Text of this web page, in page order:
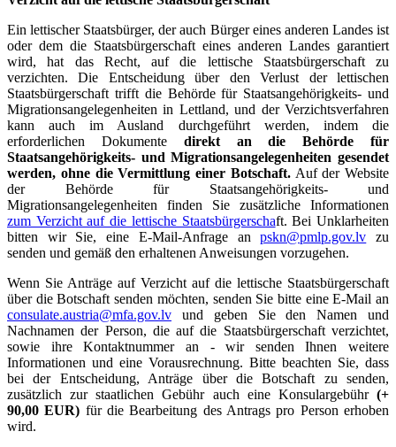
Ein lettischer Staatsbürger, der auch Bürger eines anderen Landes ist
oder dem die Staatsbürgerschaft eines anderen Landes garantiert
wird, hat das Recht, auf die lettische Staatsbürgerschaft zu
verzichten. Die Entscheidung über den Verlust der lettischen
Staatsbürgerschaft trifft die Behörde für Staatsangehörigkeits- und
Migrationsangelegenheiten in Lettland, und der Verzichtsverfahren
kann auch im Ausland durchgeführt werden, indem die
erforderlichen Dokumente direkt an die Behörde für
Staatsangehörigkeits- und Migrationsangelegenheiten gesendet
werden, ohne die Vermittlung einer Botschaft.Auf der Website
der Behörde für Staatsangehörigkeits- und
Migrationsangelegenheiten finden Sie zusätzliche Informationen
zum Verzicht auf die lettische Staatsbürgerschaft. Bei Unklarheiten
bitten wir Sie, eine E-Mail-Anfrage anpskn@pmlp.gov.lv zu
senden und gemäß den erhaltenen Anweisungen vorzugehen.
Wenn Sie Anträge auf Verzicht auf die lettische Staatsbürgerschaft
über die Botschaft senden möchten, senden Sie bitte eine E-Mail an
consulate.austria@mfa.gov.lv und geben Sie den Namen und
Nachnamen der Person, die auf die Staatsbürgerschaft verzichtet,
sowie ihre Kontaktnummer an - wir senden Ihnen weitere
Informationen und eine Vorausrechnung. Bitte beachten Sie, dass
bei der Entscheidung, Anträge über die Botschaft zu senden,
zusätzlich zur staatlichen Gebühr auch eine Konsulargebühr (+
90,00 EUR) für die Bearbeitung des Antrags pro Person erhoben
wird.